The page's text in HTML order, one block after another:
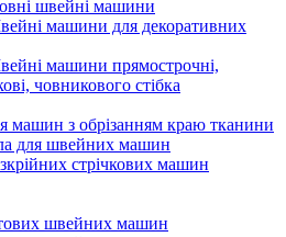
швейні машини
машини для декоративних
машини прямострочні,
човникового стібка
машин з обрізанням краю тканини
для швейних машин
стрічкових машин
швейних машин